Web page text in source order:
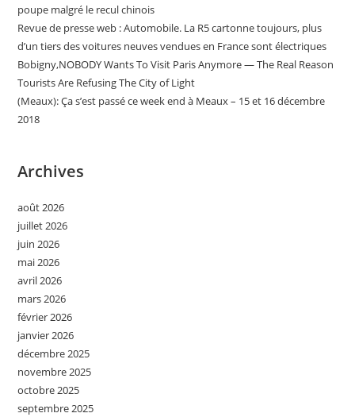
poupe malgré le recul chinois
Revue de presse web : Automobile. La R5 cartonne toujours, plus
d’un tiers des voitures neuves vendues en France sont électriques
Bobigny,NOBODY Wants To Visit Paris Anymore — The Real Reason
Tourists Are Refusing The City of Light
(Meaux): Ça s’est passé ce week end à Meaux – 15 et 16 décembre
2018
Archives
août 2026
juillet 2026
juin 2026
mai 2026
avril 2026
mars 2026
février 2026
janvier 2026
décembre 2025
novembre 2025
octobre 2025
septembre 2025